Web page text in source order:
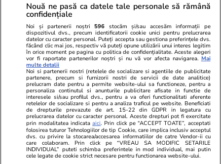
Poliția din Kosovo anunță că o
patrulă a fost atacată în nord, la
granița cu Serbia. „Au fost cel
puţin zece împuşcături”
7 aug. 2022
Casa Albă numește acțiunile
Chinei în jurul Taiwanului
„provocatoare și iresponsabile”
Nouă ne pasă ca datele tale personale să rămână
confidențiale
Noi și partenerii noștri 596 stocăm și/sau accesăm informații pe
dispozitivul dvs., precum identificatorii cookie unici pentru prelucrarea
datelor cu caracter personal. Puteți accepta sau gestiona preferințele dvs.
făcând clic mai jos, respectiv vă puteți opune utilizării unui interes legitim
în orice moment pe pagina cu politica de confidențialitate. Aceste alegeri
vor fi raportate partenerilor noștri și nu vă vor afecta navigarea. Mai
multe detalii
Noi si partenerii nostri (retelele de socializare si agentiile de publicitate
partenere, precum si furnizorii nostri de servicii de date analitice)
prelucram date pentru a permite website-ului sa functioneze, pentru a
personaliza continutul si anunturile publicitare afisate in functie de
interesele si/sau profilul dvs., pentru a va oferi functionalitati aferente
retelelor de socializare si pentru a analiza traficul pe website. Beneficiati
de drepturile prevazute de art. 15-22 din GDPR in legatura cu
prelucrarea datelor cu caracter personal. Aceste drepturi pot fi exercitate
prin modalitatea indicataaici. Prin click pe “ACCEPT TOATE”, acceptati
folosirea tuturor Tehnologiilor de tip Cookie, care implica inclusiv acceptul
dvs. cu privire la stocarea/accesarea informatiilor de catre Vendor-ii cu
care colaboram. Prin click pe “VREAU SA MODIFIC SETARILE
INDIVIDUAL” puteti schimba preferintele in mod individual, mai putin
cele legate de cookie strict necesare pentru functionarea website-ului.